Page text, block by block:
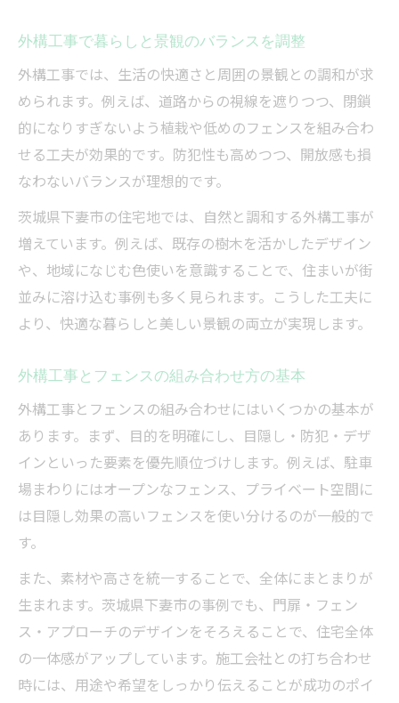
フェンスと外構工事の効果的な組み合わせ
暮らしやすさ重視の外構工事の実践ポイン
ト
納得のいくフェンス工事を叶えるポイント
外構工事で失敗しないフェンス選びの秘訣
満足度の高い外構工事を実現する判断基準
フェンス工事で重要な外構工事の流れ解説
外構工事のプロが教えるフェンス施工の注
意点
自分に合った外構工事会社の見極め方とは
外構工事で暮らしと景観のバランスを調整
外構工事では、生活の快適さと周囲の景観との調和が求
められます。例えば、道路からの視線を遮りつつ、閉鎖
的になりすぎないよう植栽や低めのフェンスを組み合わ
せる工夫が効果的です。防犯性も高めつつ、開放感も損
なわないバランスが理想的です。
茨城県下妻市の住宅地では、自然と調和する外構工事が
増えています。例えば、既存の樹木を活かしたデザイン
や、地域になじむ色使いを意識することで、住まいが街
並みに溶け込む事例も多く見られます。こうした工夫に
より、快適な暮らしと美しい景観の両立が実現します。
外構工事とフェンスの組み合わせ方の基本
外構工事とフェンスの組み合わせにはいくつかの基本が
あります。まず、目的を明確にし、目隠し・防犯・デザ
インといった要素を優先順位づけします。例えば、駐車
場まわりにはオープンなフェンス、プライベート空間に
は目隠し効果の高いフェンスを使い分けるのが一般的で
す。
また、素材や高さを統一することで、全体にまとまりが
生まれます。茨城県下妻市の事例でも、門扉・フェン
ス・アプローチのデザインをそろえることで、住宅全体
の一体感がアップしています。施工会社との打ち合わせ
時には、用途や希望をしっかり伝えることが成功のポイ